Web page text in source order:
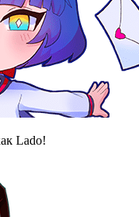
Lado!